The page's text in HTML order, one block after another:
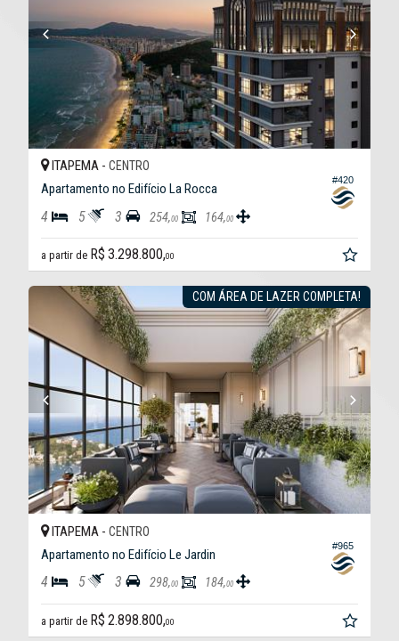
#420
ITAPEMA - CENTRO
Apartamento no Edifício La Rocca
4 5 3 254,00 164,00
a partir de R$ 3.298.800,00
COM ÁREA DE LAZER COMPLETA!
#965
ITAPEMA - CENTRO
Apartamento no Edifício Le Jardin
4 5 3 298,00 184,00
a partir de R$ 2.898.800,00